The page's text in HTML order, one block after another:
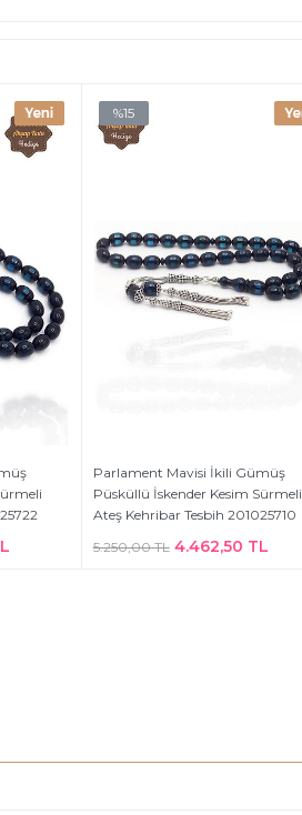
%15
Parlament Mavisi İkili Gümüş
Püsküllü İskender Kesim Sürmeli
Ateş Kehribar Tesbih 201025710
5.250,00 TL 4.462,50 TL